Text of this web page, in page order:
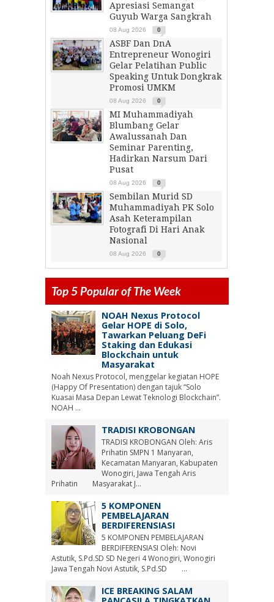
Apresiasi Semangat
Guyub Warga Sangkrah
08 Aug 2026 0
ASBF Dan DnA
Entrepreneur Wonogiri
Gelar Pelatihan Public
Speaking Untuk Dongkrak
Promosi UMKM
08 Aug 2026 0
MI Muhammadiyah
Blumbang Gelar
Awalussanah Dan
Seminar Parenting,
Hadirkan Narsum Dari
Pusat
08 Aug 2026 0
Sembilan Murid SD
Muhammadiyah PK Solo
Asah Keterampilan
Fotografi Di Hari Anak
Nasional
08 Aug 2026 0
Top 5 Popular of The Week
NOAH Nexus Protocol
Gelar HOPE di Solo,
Tawarkan Peluang DeFi
Staking dan Edukasi
Blockchain untuk
Masyarakat
Noah Nexus Protocol, menggelar kegiatan HOPE
(Happy Of Presentation) dengan tajuk “Solo
Kuasai Masa Depan Lewat Teknologi Blockchain”.
NOAH ...
TRADISI KROBONGAN
TRADISI KROBONGAN Oleh: Aris
Prihatin SMPN 1 Manyaran,
Kecamatan Manyaran, Kabupaten
Wonogiri, Jawa Tengah Aris
Prihatin Masyarakat J...
5 KOMPONEN
PEMBELAJARAN
BERDIFERENSIASI
5 KOMPONEN PEMBELAJARAN
BERDIFERENSIASI Oleh: Novi
Astutik, S.Pd.SD SD Negeri 4 Wonogiri, Wonogiri
Jawa Tengah Novi Astutik, S.Pd.SD ...
ICE BREAKING SALAM